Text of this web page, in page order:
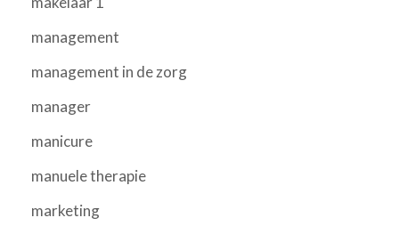
management
management in de zorg
manager
manicure
manuele therapie
marketing